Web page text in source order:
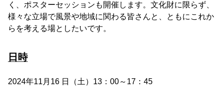
く、ポスターセッションも開催します。文化財に限らず、
様々な立場で風景や地域に関わる皆さんと、ともにこれか
らを考える場としたいです。
日時
2024年11月16 日（土）13：00～17：45